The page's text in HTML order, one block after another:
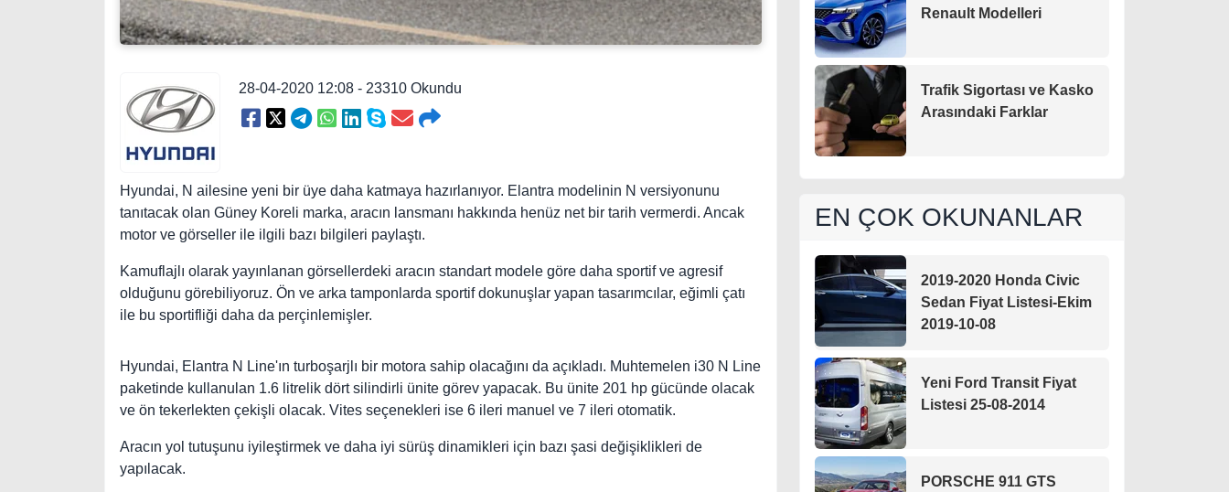
28-04-2020 12:08 - 23310 Okundu
Hyundai, N ailesine yeni bir üye daha katmaya hazırlanıyor. Elantra modelinin N versiyonunu
tanıtacak olan Güney Koreli marka, aracın lansmanı hakkında henüz net bir tarih vermerdi. Ancak
motor ve görseller ile ilgili bazı bilgileri paylaştı.
Kamuflajlı olarak yayınlanan görsellerdeki aracın standart modele göre daha sportif ve agresif
olduğunu görebiliyoruz. Ön ve arka tamponlarda sportif dokunuşlar yapan tasarımcılar, eğimli çatı
ile bu sportifliği daha da perçinlemişler.
Hyundai, Elantra N Line'ın turboşarjlı bir motora sahip olacağını da açıkladı. Muhtemelen i30 N Line
paketinde kullanulan 1.6 litrelik dört silindirli ünite görev yapacak. Bu ünite 201 hp gücünde olacak
ve ön tekerlekten çekişli olacak. Vites seçenekleri ise 6 ileri manuel ve 7 ileri otomatik.
Aracın yol tutuşunu iyileştirmek ve daha iyi sürüş dinamikleri için bazı şasi değişiklikleri de
yapılacak.
Renault Modelleri
Trafik Sigortası ve Kasko
Arasındaki Farklar
EN ÇOK OKUNANLAR
2019-2020 Honda Civic
Sedan Fiyat Listesi-Ekim
2019-10-08
Yeni Ford Transit Fiyat
Listesi 25-08-2014
PORSCHE 911 GTS